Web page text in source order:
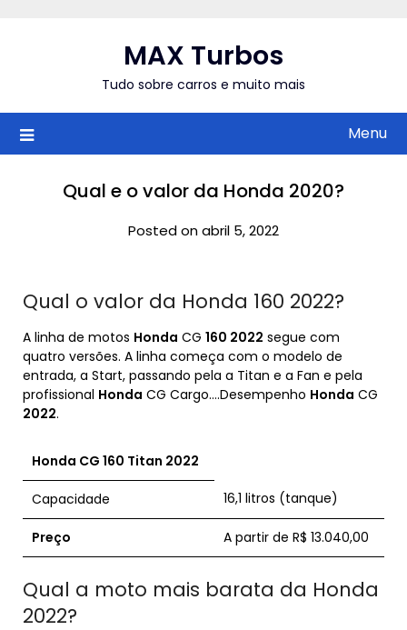
MAX Turbos
Tudo sobre carros e muito mais
Menu
Qual e o valor da Honda 2020?
Posted on abril 5, 2022
Qual o valor da Honda 160 2022?
A linha de motos Honda CG 160 2022 segue com
quatro versões. A linha começa com o modelo de
entrada, a Start, passando pela a Titan e a Fan e pela
profissional Honda CG Cargo….Desempenho Honda CG
2022.
Honda CG 160 Titan 2022
Capacidade 16,1 litros (tanque)
Preço A partir de R$ 13.040,00
Qual a moto mais barata da Honda
2022?